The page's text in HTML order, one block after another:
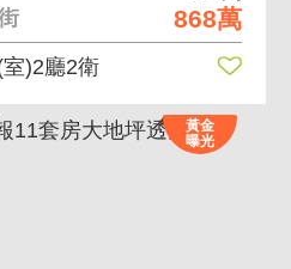
868萬
)2廳2衛
黃金
曝光